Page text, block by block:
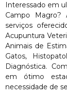
Interessado em
Campo Magro?
serviços
Acupuntura
Animais de
Gatos,
Diagnóstica.
em ótimo
necessidade de